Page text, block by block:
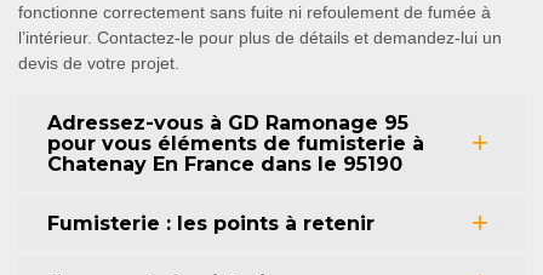
fonctionne correctement sans fuite ni refoulement de fumée à
l’intérieur. Contactez-le pour plus de détails et demandez-lui un
devis de votre projet.
Adressez-vous à GD Ramonage 95
pour vous éléments de fumisterie à
Chatenay En France dans le 95190
Fumisterie : les points à retenir